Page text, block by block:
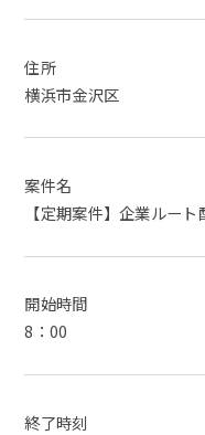
住所
横浜市金沢区
案件名
【定期案件】企業ルート
開始時間
8：00
終了時刻